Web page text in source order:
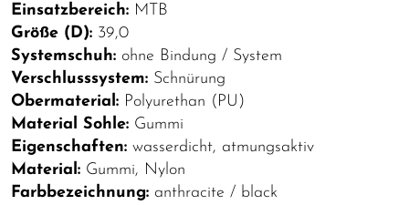
Einsatzbereich: MTB
Größe (D): 39,0
Systemschuh: ohne Bindung / System
Verschlusssystem: Schnürung
Obermaterial: Polyurethan (PU)
Material Sohle: Gummi
Eigenschaften: wasserdicht, atmungsaktiv
Material: Gummi, Nylon
Farbbezeichnung: anthracite / black